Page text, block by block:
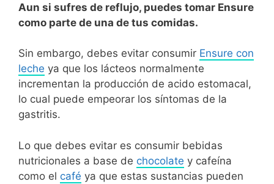
Aun si sufres de reflujo, puedes tomar Ensure
como parte de una de tus comidas.
Sin embargo, debes evitar consumir Ensure con
leche ya que los lácteos normalmente
incrementan la producción de acido estomacal,
lo cual puede empeorar los síntomas de la
gastritis.
Lo que debes evitar es consumir bebidas
nutricionales a base de chocolate y cafeína
como el café ya que estas sustancias pueden